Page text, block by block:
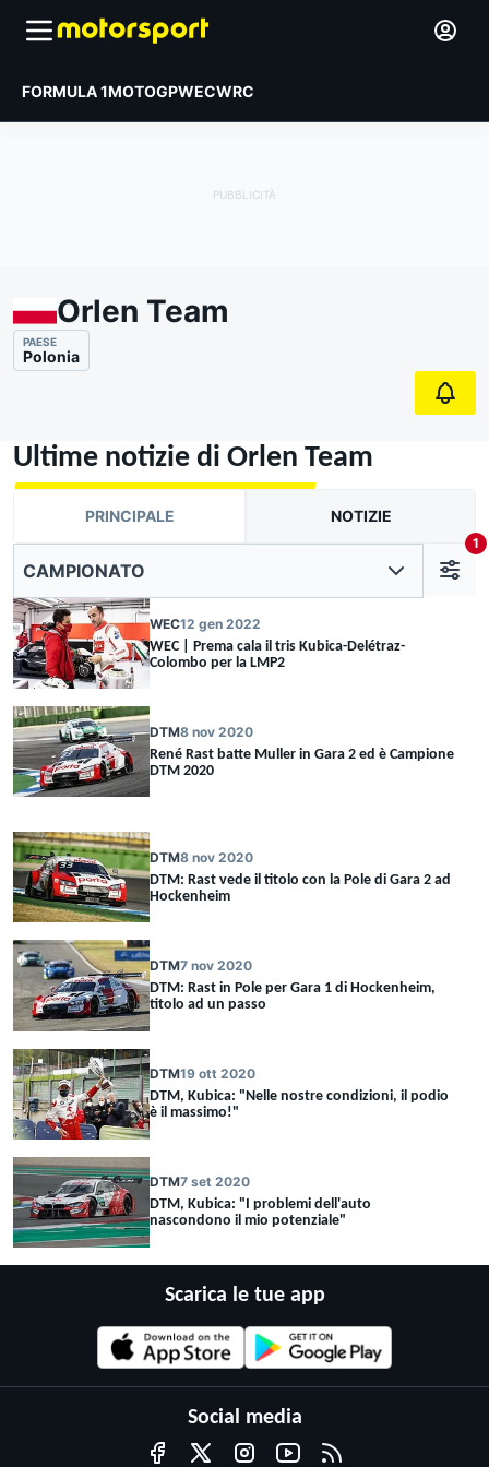
FORMULA 1MOTOGPWECWRC
Orlen Team
PAESE
Polonia
Ultime notizie di Orlen Team
PRINCIPALE NOTIZIE
CAMPIONATO
1
WEC12 gen 2022
WEC | Prema cala il tris Kubica-Delétraz-
Colombo per la LMP2
DTM8 nov 2020
René Rast batte Muller in Gara 2 ed è Campione
DTM 2020
DTM8 nov 2020
DTM: Rast vede il titolo con la Pole di Gara 2 ad
Hockenheim
DTM7 nov 2020
DTM: Rast in Pole per Gara 1 di Hockenheim,
titolo ad un passo
DTM19 ott 2020
DTM, Kubica: "Nelle nostre condizioni, il podio
è il massimo!"
DTM7 set 2020
DTM, Kubica: "I problemi dell'auto
nascondono il mio potenziale"
Scarica le tue app
Social media